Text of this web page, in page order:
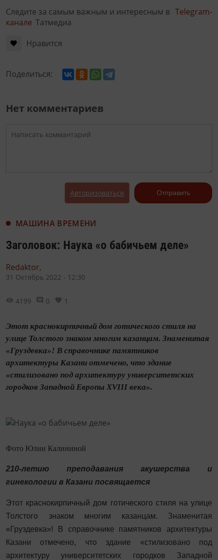
Следите за самым важным и интересным в Telegram-
канале Татмедиа
Нравится
Поделиться:
Нет комментариев
Авторизоваться Отправить
МАШИНА ВРЕМЕНИ
Заголовок: Наука «о бабичьем деле»
Redaktor,
31 Октябрь 2022 - 12:30
4199 0 1
Этот краснокирпичный дом готического стиля на
улице Толстого знаком многим казанцам. Знаменитая
«Груздевка»! В справочнике памятников
архитектуры Казани отмечено, что здание
«стилизовано под архитектуру университетских
городков Западной Европы XVIII века».
Фото Юлии Калининой
210-летию преподавания акушерства и
гинекологии в Казани посвящается
Этот краснокирпичный дом готического стиля на улице
Толстого знаком многим казанцам. Знаменитая
«Груздевка»! В справочнике памятников архитектуры
Казани отмечено, что здание «стилизовано под
архитектуру университетских городков Западной